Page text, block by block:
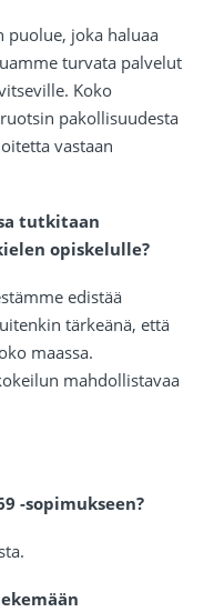
puolue, joka haluaa
turvata palvelut
Koko
pakollisuudesta
vastaan
tutkitaan
opiskelulle?
edistää
tärkeänä, että
maassa.
mahdollistavaa
-sopimukseen?